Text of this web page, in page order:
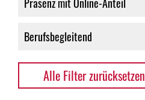
Alle Filter zurücksetzen